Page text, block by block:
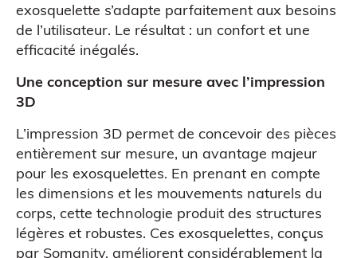
exosquelette s’adapte parfaitement aux besoins
de l’utilisateur. Le résultat : un confort et une
efficacité inégalés.
Une conception sur mesure avec l’impression
3D
L’impression 3D permet de concevoir des pièces
entièrement sur mesure, un avantage majeur
pour les exosquelettes. En prenant en compte
les dimensions et les mouvements naturels du
corps, cette technologie produit des structures
légères et robustes. Ces exosquelettes, conçus
par Somanity, améliorent considérablement la